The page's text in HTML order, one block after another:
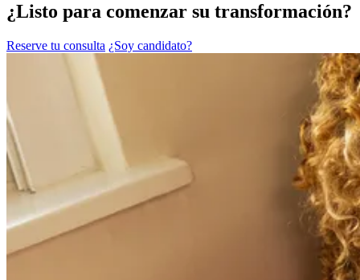
¿Listo para comenzar su transformación?
Reserve tu consulta ¿Soy candidato?